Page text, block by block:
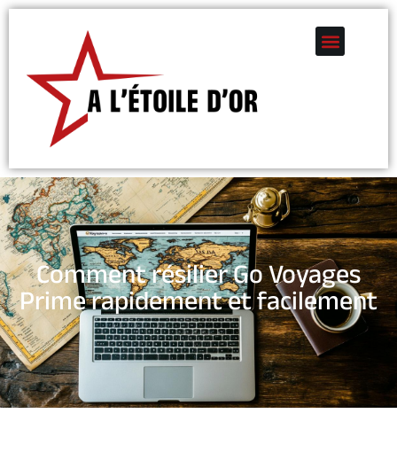
Comment résilier Go Voyages
Prime rapidement et facilement